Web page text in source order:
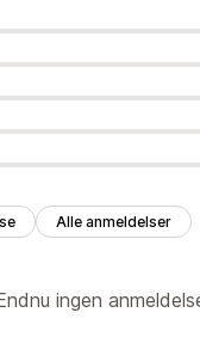
Alle anmeldelser
ingen